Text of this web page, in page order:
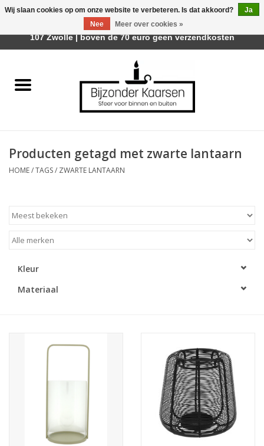
Räder Design Stories
Geurkaarsen
LED Kaarsen
Relatiegeschenken & Bedankjes
Producten getagd met zwarte lantaarn
HOME/TAGS/ ZWARTE LANTAARN
Kleur
Materiaal
Wij slaan cookies op om onze website te verbeteren. Is dat akkoord?
Ja
Nee
Meer over cookies »
Afhalen is mogelijk bij Trotz Woon & Cadeau | Belvederelaan
107 Zwolle | boven de 70 euro geen verzendkosten